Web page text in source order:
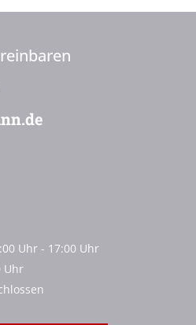
Uhr - 17:00 Uhr
Uhr